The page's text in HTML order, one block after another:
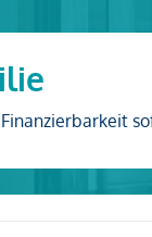
Finanzierbarkeit